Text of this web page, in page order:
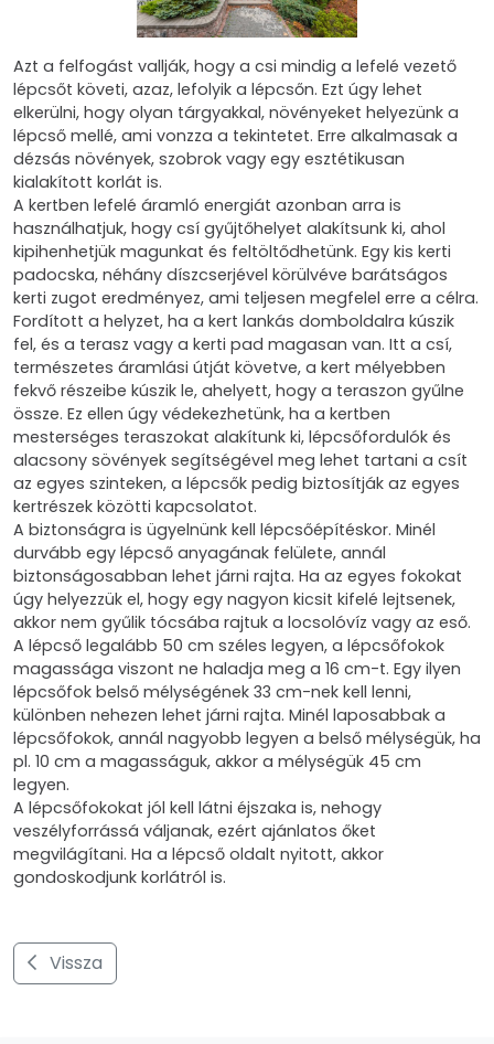
Azt a felfogást vallják, hogy a csi mindig a lefelé vezető
lépcsőt követi, azaz, lefolyik a lépcsőn. Ezt úgy lehet
elkerülni, hogy olyan tárgyakkal, növényeket helyezünk a
lépcső mellé, ami vonzza a tekintetet. Erre alkalmasak a
dézsás növények, szobrok vagy egy esztétikusan
kialakított korlát is.
A kertben lefelé áramló energiát azonban arra is
használhatjuk, hogy csí gyűjtőhelyet alakítsunk ki, ahol
kipihenhetjük magunkat és feltöltődhetünk. Egy kis kerti
padocska, néhány díszcserjével körülvéve barátságos
kerti zugot eredményez, ami teljesen megfelel erre a célra.
Fordított a helyzet, ha a kert lankás domboldalra kúszik
fel, és a terasz vagy a kerti pad magasan van. Itt a csí,
természetes áramlási útját követve, a kert mélyebben
fekvő részeibe kúszik le, ahelyett, hogy a teraszon gyűlne
össze. Ez ellen úgy védekezhetünk, ha a kertben
mesterséges teraszokat alakítunk ki, lépcsőfordulók és
alacsony sövények segítségével meg lehet tartani a csít
az egyes szinteken, a lépcsők pedig biztosítják az egyes
kertrészek közötti kapcsolatot.
A biztonságra is ügyelnünk kell lépcsőépítéskor. Minél
durvább egy lépcső anyagának felülete, annál
biztonságosabban lehet járni rajta. Ha az egyes fokokat
úgy helyezzük el, hogy egy nagyon kicsit kifelé lejtsenek,
akkor nem gyűlik tócsába rajtuk a locsolóvíz vagy az eső.
A lépcső legalább 50 cm széles legyen, a lépcsőfokok
magassága viszont ne haladja meg a 16 cm-t. Egy ilyen
lépcsőfok belső mélységének 33 cm-nek kell lenni,
különben nehezen lehet járni rajta. Minél laposabbak a
lépcsőfokok, annál nagyobb legyen a belső mélységük, ha
pl. 10 cm a magasságuk, akkor a mélységük 45 cm
legyen.
A lépcsőfokokat jól kell látni éjszaka is, nehogy
veszélyforrássá váljanak, ezért ajánlatos őket
megvilágítani. Ha a lépcső oldalt nyitott, akkor
gondoskodjunk korlátról is.
Vissza